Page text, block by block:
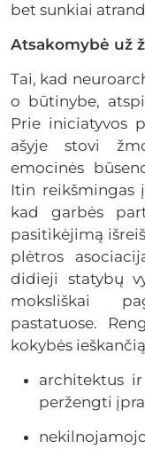
bet sunkiai
Atsakomybė už
Tai, kad
o būtinybe,
Prie iniciatyvos
ašyje stovi
emocinės
Itin reikšmingas
kad garbės
pasitikėjimą
plėtros
didieji statybų
moksliškai
pastatuose.
kokybės
architektus
peržengti